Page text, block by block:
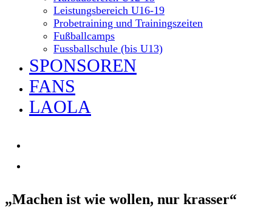
Leistungsbereich U16-19
Probetraining und Trainingszeiten
Fußballcamps
Fussballschule (bis U13)
SPONSOREN
FANS
LAOLA
„Machen ist wie wollen, nur krasser“